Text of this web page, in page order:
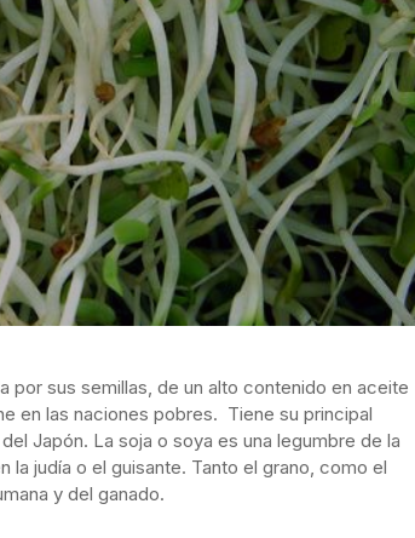
por sus semillas, de un alto contenido en aceite
en las naciones pobres. Tiene su principal
Japón. La soja o soya es una legumbre de la
la judía o el guisante. Tanto el grano, como el
y del ganado.